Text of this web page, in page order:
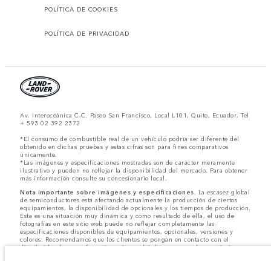
POLÍTICA DE COOKIES
POLÍTICA DE PRIVACIDAD
Av. Interoceánica C.C. Paseo San Francisco, Local L101, Quito, Ecuador, Tel
+ 593 02 392 2372
*El consumo de combustible real de un vehículo podría ser diferente del
obtenido en dichas pruebas y estas cifras son para fines comparativos
únicamente.
*Las imágenes y especificaciones mostradas son de carácter meramente
ilustrativo y pueden no reflejar la disponibilidad del mercado. Para obtener
más información consulte su concesionario local.
Nota importante sobre imágenes y especificaciones. La escasez global
de semiconductores está afectando actualmente la producción de ciertos
equipamientos, la disponibilidad de opcionales y los tiempos de producción.
Esta es una situación muy dinámica y como resultado de ella, el uso de
fotografías en este sitio web puede no reflejar completamente las
especificaciones disponibles de equipamientos, opcionales, versiones y
colores. Recomendamos que los clientes se pongan en contacto con el
distribuidor de su preferencia, quien podrá dar a conocer las restricciones